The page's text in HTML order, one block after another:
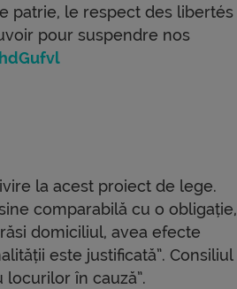
patrie, le respect des libertés
pour suspendre nos
la acest proiect de lege.
comparabilă cu o obligație,
domiciliul, avea efecte
este justificată”. Consiliul
în cauză”.